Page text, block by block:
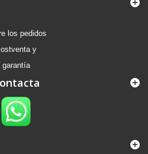
los pedidos
y
garantía